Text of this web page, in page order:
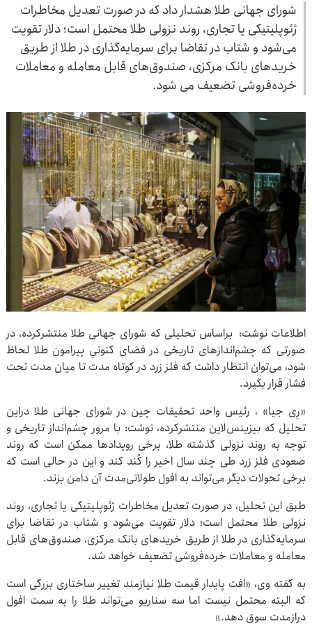
شورای جهانی طلا هشدار داد که در صورت تعدیل مخاطرات
ژئوپلیتیکی یا تجاری، روند نزولی طلا محتمل است؛ دلار تقویت
می‌شود و شتاب در تقاضا برای سرمایه‌گذاری در طلا از طریق
خریدهای بانک مرکزی، صندوق‌های قابل معامله و معاملات
خرده‌فروشی تضعیف می شود.
اطلاعات نوشت: براساس تحلیلی که شورای جهانی طلا منتشرکرده، در
صورتی که چشم‌اندازهای تاریخی در فضای کنونیِ پیرامون طلا لحاظ
شود، می‌توان انتظار داشت که فلز زرد در کوتاه مدت تا میان مدت تحت
فشار قرار بگیرد.
«رِی جیا» ، رئیس واحد تحقیقات چین در شورای جهانی طلا دراین
تحلیل که بیزینس‌لاین منتشرکرده، نوشت: با مرور چشم‌انداز تاریخی و
توجه به روند نزولی گذشته طلا، برخی رویدادها ممکن است که روند
صعودی فلز زرد طی چند سال اخیر را کُند کند و این در حالی است که
برخی تحولات دیگر می‌تواند به افول طولانی‌مدت آن دامن بزند.
طبق این تحلیل، در صورت تعدیل مخاطرات ژئوپلیتیکی یا تجاری، روند
نزولی طلا محتمل است؛ دلار تقویت می‌شود و شتاب در تقاضا برای
سرمایه‌گذاری در طلا از طریق خریدهای بانک مرکزی، صندوق‌های قابل
معامله و معاملات خرده‌فروشی تضعیف خواهد شد.
به گفته وی، «افت پایدار قیمت طلا نیازمند تغییر ساختاری بزرگی است
که البته محتمل نیست اما سه سناریو می‌تواند طلا را به سمت افول
درازمدت سوق دهد.»